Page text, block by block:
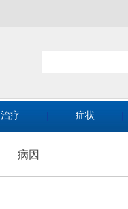
治疗 症状
病因